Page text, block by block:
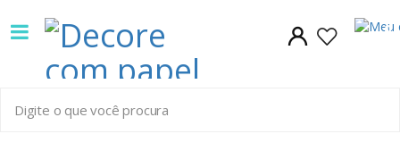
0
Decore
com
papel